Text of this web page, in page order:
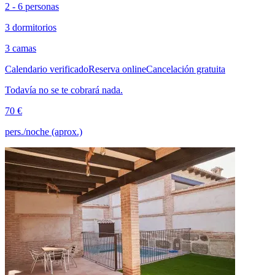
2 - 6 personas
3 dormitorios
3 camas
Calendario verificadoReserva onlineCancelación gratuita
Todavía no se te cobrará nada.
70 €
pers./noche (aprox.)